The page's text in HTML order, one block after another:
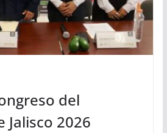
del
Jalisco 2026